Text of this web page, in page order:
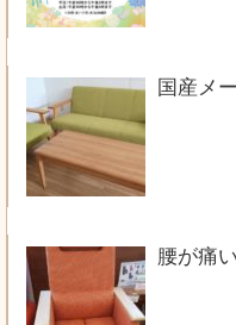
国産メ
腰が痛